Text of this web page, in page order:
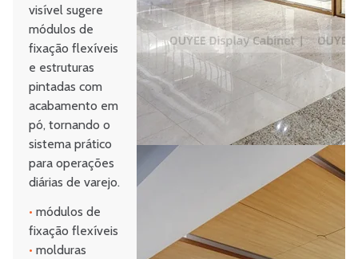
visível sugere
módulos de
fixação flexíveis
e estruturas
pintadas com
acabamento em
pó, tornando o
sistema prático
para operações
diárias de varejo.
• módulos de
fixação flexíveis
• molduras